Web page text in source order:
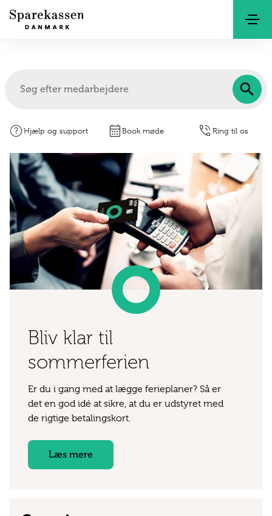
help Hjælp og support calendar_monthBook møde phone_in_talkRing til os
Bliv klar til
sommerferien
Er du i gang med at lægge ferieplaner? Så er
det en god idé at sikre, at du er udstyret med
de rigtige betalingskort.
Læs mere